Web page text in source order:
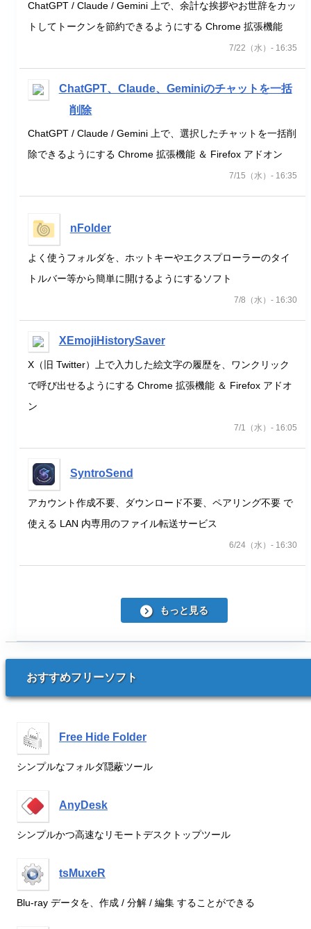
ChatGPT / Claude / Gemini 上で、余計な挨拶やお世辞をカッ
トしてトークンを節約できるようにする Chrome 拡張機能
7/22（水）- 16:35
ChatGPT、Claude、Geminiのチャットを一括
削除
ChatGPT / Claude / Gemini 上で、選択したチャットを一括削
除できるようにする Chrome 拡張機能 ＆ Firefox アドオン
7/15（水）- 16:35
nFolder
よく使うフォルダを、ホットキーやエクスプローラーのタイ
トルバー等から簡単に開けるようにするソフト
7/8（水）- 16:30
XEmojiHistorySaver
X（旧 Twitter）上で入力した絵文字の履歴を、ワンクリック
で呼び出せるようにする Chrome 拡張機能 ＆ Firefox アドオ
ン
7/1（水）- 16:05
SyntroSend
アカウント作成不要、ダウンロード不要、ペアリング不要 で
使える LAN 内専用のファイル転送サービス
6/24（水）- 16:30
もっと見る
おすすめフリーソフト
Free Hide Folder
シンプルなフォルダ隠蔽ツール
AnyDesk
シンプルかつ高速なリモートデスクトップツール
tsMuxeR
Blu-ray データを、作成 / 分解 / 編集 することができる